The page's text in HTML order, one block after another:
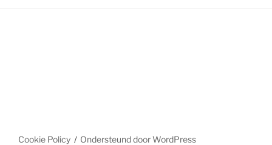
Cookie Policy Ondersteund door WordPress